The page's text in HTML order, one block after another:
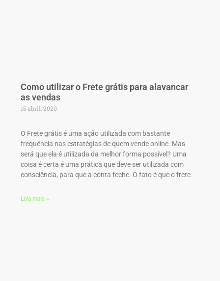
Como utilizar o Frete grátis para alavancar
as vendas
15 abril, 2020
O Frete grátis é uma ação utilizada com bastante
frequência nas estratégias de quem vende online. Mas
será que ela é utilizada da melhor forma possível? Uma
coisa é certa é uma prática que deve ser utilizada com
consciência, para que a conta feche. O fato é que o frete
Leia mais »